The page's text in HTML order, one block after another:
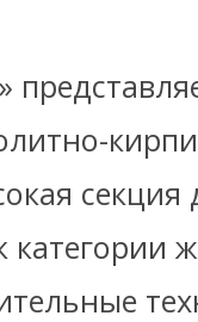
секция
категории